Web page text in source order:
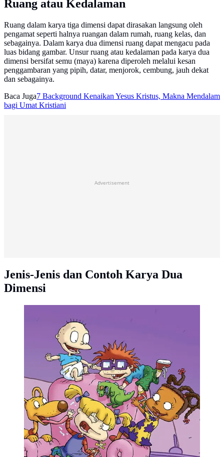
Ruang atau Kedalaman
Ruang dalam karya tiga dimensi dapat dirasakan langsung oleh
pengamat seperti halnya ruangan dalam rumah, ruang kelas, dan
sebagainya. Dalam karya dua dimensi ruang dapat mengacu pada
luas bidang gambar. Unsur ruang atau kedalaman pada karya dua
dimensi bersifat semu (maya) karena diperoleh melalui kesan
penggambaran yang pipih, datar, menjorok, cembung, jauh dekat
dan sebagainya.
Baca Juga7 Background Kenaikan Yesus Kristus, Makna Mendalam
bagi Umat Kristiani
Advertisement
Jenis-Jenis dan Contoh Karya Dua
Dimensi